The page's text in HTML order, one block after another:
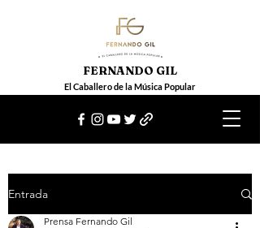
El Caballero de la Música Popular
FERNANDO GIL
Entrada
Prensa Fernando Gil